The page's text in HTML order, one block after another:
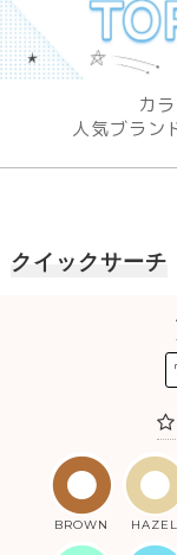
カ
人気ブラン
クイックサーチ
BROWN HAZEL